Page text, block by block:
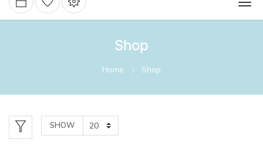
Shop
Home Shop
SHOW